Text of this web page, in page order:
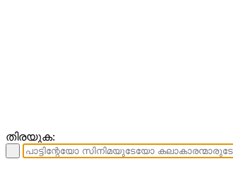
തിരയുക: